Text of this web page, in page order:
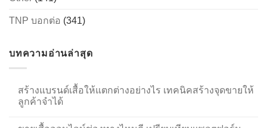
TNP บอกต่อ (341)
บทความอ่านล่าสุด
สร้างแบรนด์เสื้อให้แตกต่างอย่างไร เทคนิคสร้างจุดขายให้
ลูกค้าจำได้